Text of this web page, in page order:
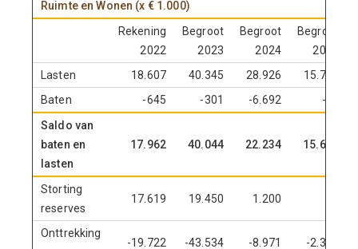
Ruimte en Wonen (x € 1.000)
Rekening
2022
Begroot
2023
Begroot
2024
Begroot
2025
Lasten 18.607 40.345 28.926
15.713
Baten
-645 -301 -6.692
-20
Saldo van
baten en
lasten
17.962 40.044 22.234 15.693
Storting
reserves
17.619 19.450 1.200
Onttrekking
-19.722 -43.534 -8.971 -2.336